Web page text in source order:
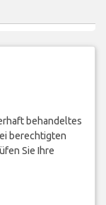
behandeltes
berechtigten
Sie Ihre